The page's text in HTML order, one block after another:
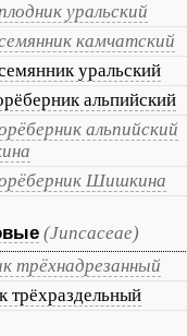
уральский
камчатский
уральский
альпийский
альпийский
Шишкина
(Juncaceae)
трёхнадрезанный
трёхраздельный